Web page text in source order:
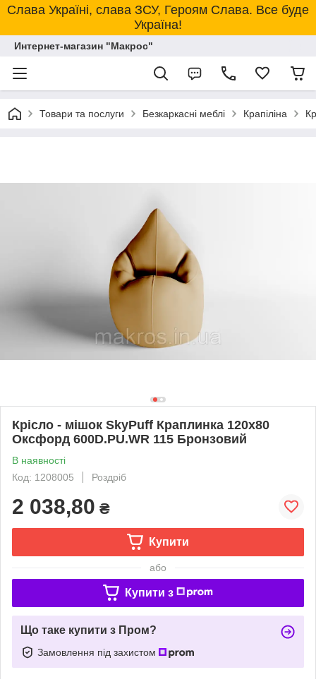
Слава Україні, слава ЗСУ, Героям Слава. Все буде
Україна!
Интернет-магазин "Макрос"
Товари та послуги Безкаркасні меблі Крапіліна
Крісло - мішок SkyPuff Краплинка 120х80
Оксфорд 600D.PU.WR 115 Бронзовий
В наявності
Код: 1208005
Роздріб
2 038,80 ₴
Купити
або
Купити з
Що таке купити з Пром?
Замовлення під захистом